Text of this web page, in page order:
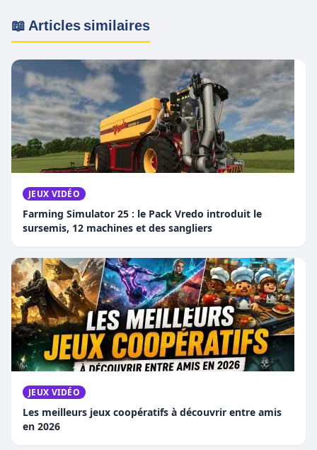
📖 Articles similaires
JEUX VIDÉO
Farming Simulator 25 : le Pack Vredo introduit le
sursemis, 12 machines et des sangliers
JEUX VIDÉO
Les meilleurs jeux coopératifs à découvrir entre amis
en 2026